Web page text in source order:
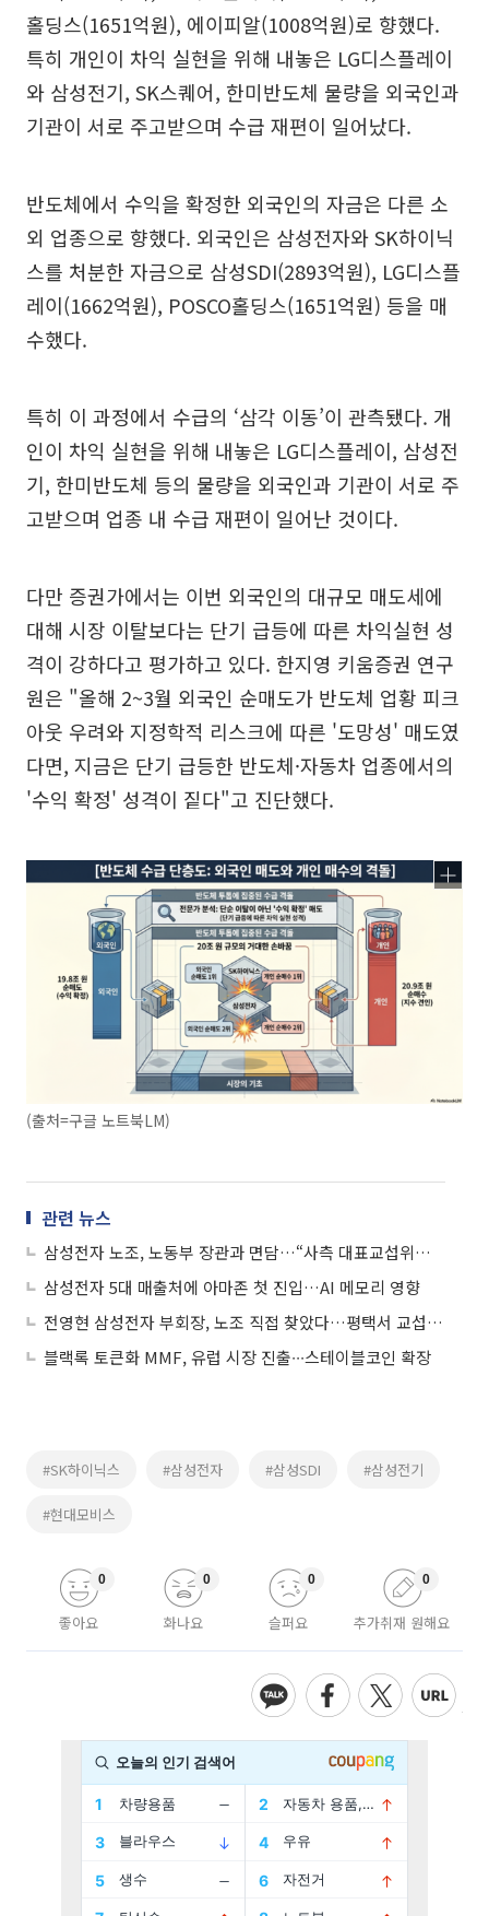
홀딩스(1651억원), 에이피알(1008억원)로 향했다.
특히 개인이 차익 실현을 위해 내놓은 LG디스플레이
와 삼성전기, SK스퀘어, 한미반도체 물량을 외국인과
기관이 서로 주고받으며 수급 재편이 일어났다.
반도체에서 수익을 확정한 외국인의 자금은 다른 소
외 업종으로 향했다. 외국인은 삼성전자와 SK하이닉
스를 처분한 자금으로 삼성SDI(2893억원), LG디스플
레이(1662억원), POSCO홀딩스(1651억원) 등을 매
수했다.
특히 이 과정에서 수급의 ‘삼각 이동’이 관측됐다. 개
인이 차익 실현을 위해 내놓은 LG디스플레이, 삼성전
기, 한미반도체 등의 물량을 외국인과 기관이 서로 주
고받으며 업종 내 수급 재편이 일어난 것이다.
다만 증권가에서는 이번 외국인의 대규모 매도세에
대해 시장 이탈보다는 단기 급등에 따른 차익실현 성
격이 강하다고 평가하고 있다. 한지영 키움증권 연구
원은 "올해 2~3월 외국인 순매도가 반도체 업황 피크
아웃 우려와 지정학적 리스크에 따른 '도망성' 매도였
다면, 지금은 단기 급등한 반도체·자동차 업종에서의
'수익 확정' 성격이 짙다"고 진단했다.
(출처=구글 노트북LM)
관련 뉴스
삼성전자 노조, 노동부 장관과 면담…“사측 대표교섭위원 교체 요구”
삼성전자 5대 매출처에 아마존 첫 진입…AI 메모리 영향
전영현 삼성전자 부회장, 노조 직접 찾았다…평택서 교섭 재개 요청
블랙록 토큰화 MMF, 유럽 시장 진출∙∙∙스테이블코인 확장
#SK하이닉스 #삼성전자 #삼성SDI #삼성전기
#현대모비스
좋아요
0
화나요
0
슬퍼요
0
추가취재 원해요
0